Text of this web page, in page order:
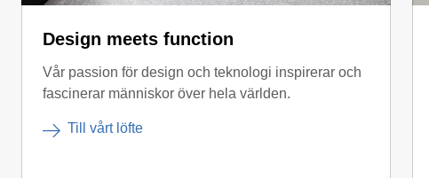
Design meets function
Vår passion för design och teknologi inspirerar och
fascinerar människor över hela världen.
Till vårt löfte